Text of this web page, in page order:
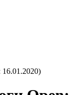
16.01.2020)